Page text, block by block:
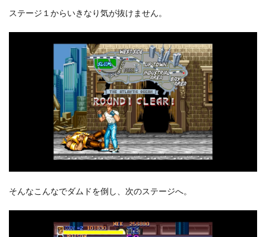
ステージ１からいきなり気が抜けません。
そんなこんなでダムドを倒し、次のステージへ。